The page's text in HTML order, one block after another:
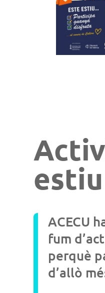
ACECU
fum
perquè
d’allò